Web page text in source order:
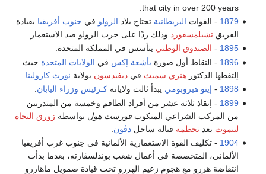
that city in over 200 years.
1879 - القوات البريطانية تجتاح بلاد الزولو في جنوب أفريقيا بقيادة
الفريقتشيلمسفورد وذلك ردًا على حرب الزولو ضد الاستعمار.
1895
- الصندوق الوطني يتأسس في المملكة المتحدة.
1896 - التقاط أول صورة بأشعة إكس في الولايات المتحدة حيث
إلتقطها الدكتورهنري سميث فيديفيدسون بولاية نورث كارولينا
1898
- إيتو هيروبومي يبدأ ثالث ولاياتهكـرئيس وزراء اليابان
1899 - إنقاذ ثلاثة عشر من أفراد الطاقم وخمسة من المتدربين
من المركب الشراعي المنكوبفورست هول بواسطة زورق النجاة
لينموث بعدتحطمه قبالة ساحلدڤون
1904 - تكليف القوة الاستعمارية الألمانية في جنوب غرب أفريقيا
الألماني، المتخصصة في أعمال شغب بوندلسڤارته، بعدما بدأت
انتفاضة هررو مع هجوم زعيم الهررو تحت قيادة صمويل ماهاررو